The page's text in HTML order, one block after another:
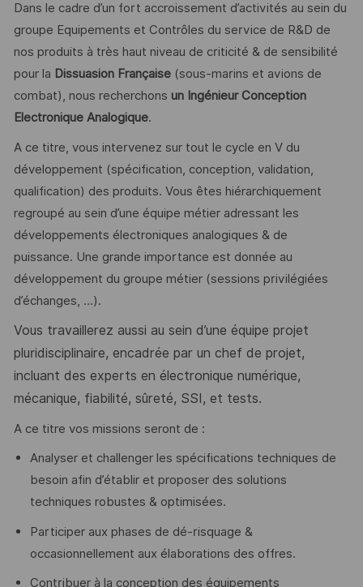
Dans le cadre d’un fort accroissement d’activités au sein du
groupe Equipements et Contrôles du service de R&D de
nos produits à très haut niveau de criticité & de sensibilité
pour la Dissuasion Française(sous-marins et avions de
combat), nous recherchons un Ingénieur Conception
Electronique Analogique.
A ce titre, vous intervenez sur tout le cycle en V du
développement (spécification, conception, validation,
qualification) des produits. Vous êtes hiérarchiquement
regroupé au sein d’une équipe métier adressant les
développements électroniques analogiques & de
puissance. Une grande importance est donnée au
développement du groupe métier (sessions privilégiées
d’échanges, …).
Vous travaillerez aussi au sein d’une équipe projet
pluridisciplinaire, encadrée par un chef de projet,
incluant des experts en électronique numérique,
mécanique, fiabilité, sûreté, SSI, et tests.
A ce titre vos missions seront de :
Analyser et challenger les spécifications techniques de
besoin afin d’établir et proposer des solutions
techniques robustes & optimisées.
Participer aux phases de dé-risquage &
occasionnellement aux élaborations des offres.
Contribuer à la conception des équipements